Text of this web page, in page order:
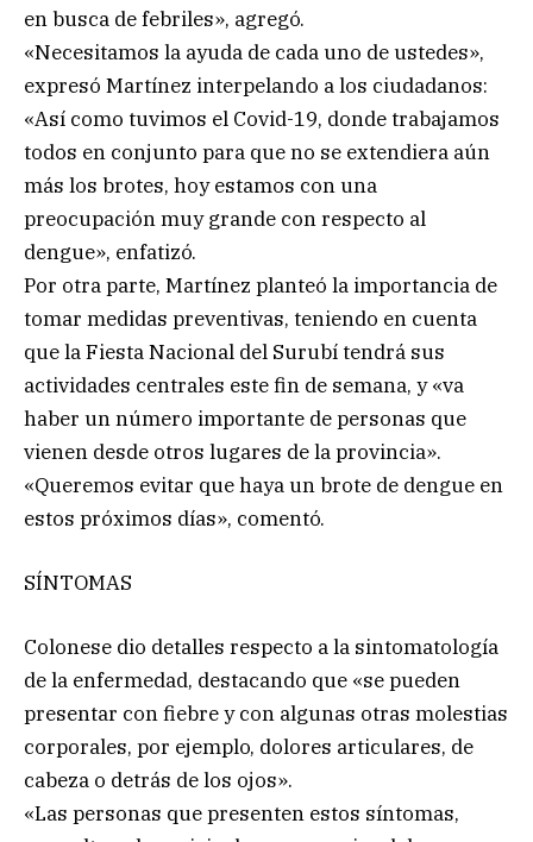
en busca de febriles», agregó.
«Necesitamos la ayuda de cada uno de ustedes»,
expresó Martínez interpelando a los ciudadanos:
«Así como tuvimos el Covid-19, donde trabajamos
todos en conjunto para que no se extendiera aún
más los brotes, hoy estamos con una
preocupación muy grande con respecto al
dengue», enfatizó.
Por otra parte, Martínez planteó la importancia de
tomar medidas preventivas, teniendo en cuenta
que la Fiesta Nacional del Surubí tendrá sus
actividades centrales este fin de semana, y «va
haber un número importante de personas que
vienen desde otros lugares de la provincia».
«Queremos evitar que haya un brote de dengue en
estos próximos días», comentó.
SÍNTOMAS
Colonese dio detalles respecto a la sintomatología
de la enfermedad, destacando que «se pueden
presentar con fiebre y con algunas otras molestias
corporales, por ejemplo, dolores articulares, de
cabeza o detrás de los ojos».
«Las personas que presenten estos síntomas,